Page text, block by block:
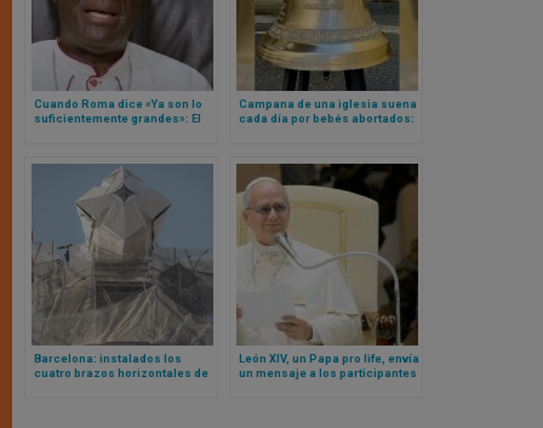
Cuando Roma dice «Ya son lo
suficientemente grandes»: El
Campana de una iglesia suena
cada día por bebés abortados:
Barcelona: instalados los
cuatro brazos horizontales de
León XIV, un Papa pro life, envía
un mensaje a los participantes